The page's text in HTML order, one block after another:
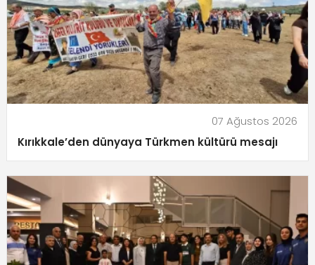
07 Ağustos 2026
Kırıkkale’den dünyaya Türkmen kültürü mesajı